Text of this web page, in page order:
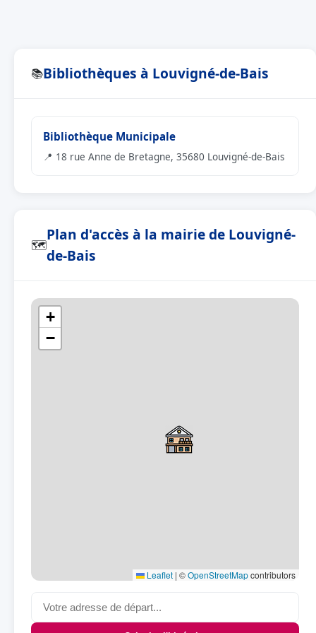
📚Bibliothèques à Louvigné-de-Bais
Bibliothèque Municipale
📍 18 rue Anne de Bretagne, 35680 Louvigné-de-Bais
🗺
Plan d'accès à la mairie de Louvigné-
de-Bais
+
−
Leaflet | ©OpenStreetMapcontributors